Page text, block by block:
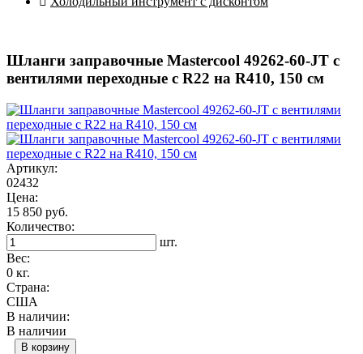
Шланги заправочные Mastercool 49262-60-JT с
вентилями переходные с R22 на R410, 150 см
Артикул:
02432
Цена:
15 850 руб.
Количество:
шт.
Вес:
0 кг.
Страна:
США
В наличии:
В наличии
В корзину